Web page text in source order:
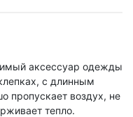
аксессуар одежды
с длинным
пропускает воздух, не
тепло.